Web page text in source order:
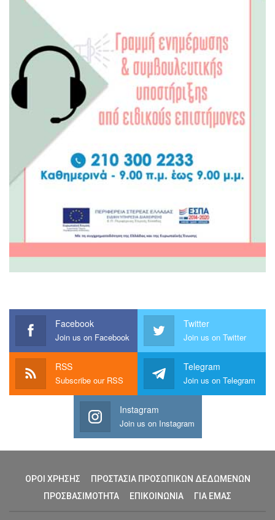
Facebook
Join us on Facebook
Twitter
Join us on Twitter
RSS
Subscribe our RSS
Telegram
Join us on Telegram
Instagram
Join us on Instagram
ΟΡΟΙ ΧΡΗΣΗΣ
ΠΡΟΣΤΑΣΙΑ ΠΡΟΣΩΠΙΚΩΝ ΔΕΔΩΜΕΝΩΝ
ΠΡΟΣΒΑΣΙΜΟΤΗΤΑ
ΕΠΙΚΟΙΝΩΝΙΑ ΓΙΑ ΕΜΑΣ